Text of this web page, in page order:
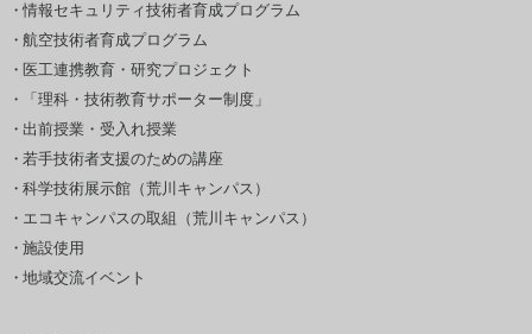
情報セキュリティ技術者育成プログラム
航空技術者育成プログラム
医工連携教育・研究プロジェクト
「理科・技術教育サポーター制度」
出前授業・受入れ授業
若手技術者支援のための講座
科学技術展示館（荒川キャンパス）
エコキャンパスの取組（荒川キャンパス）
施設使用
地域交流イベント